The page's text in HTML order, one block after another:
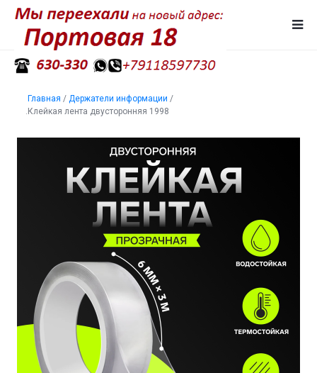
Главная / Держатели информации /
.Клейкая лента двусторонняя 1998